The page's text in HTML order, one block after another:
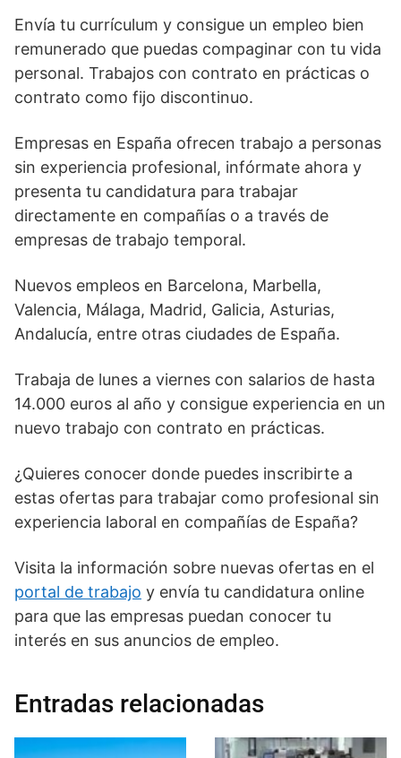
Envía tu currículum y consigue un empleo bien
remunerado que puedas compaginar con tu vida
personal. Trabajos con contrato en prácticas o
contrato como fijo discontinuo.
Empresas en España ofrecen trabajo a personas
sin experiencia profesional, infórmate ahora y
presenta tu candidatura para trabajar
directamente en compañías o a través de
empresas de trabajo temporal.
Nuevos empleos en Barcelona, Marbella,
Valencia, Málaga, Madrid, Galicia, Asturias,
Andalucía, entre otras ciudades de España.
Trabaja de lunes a viernes con salarios de hasta
14.000 euros al año y consigue experiencia en un
nuevo trabajo con contrato en prácticas.
¿Quieres conocer donde puedes inscribirte a
estas ofertas para trabajar como profesional sin
experiencia laboral en compañías de España?
Visita la información sobre nuevas ofertas en el
portal de trabajo y envía tu candidatura online
para que las empresas puedan conocer tu
interés en sus anuncios de empleo.
Entradas relacionadas